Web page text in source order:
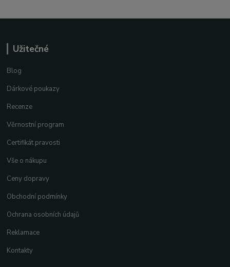
Užitečné
Blog
Dárkové poukazy
Recenze
Věrnostní program
Certifikát pravosti
Vše o nákupu
Ceny dopravy
Obchodní podmínky
Ochrana osobních údajů
Reklamace
Kontakty